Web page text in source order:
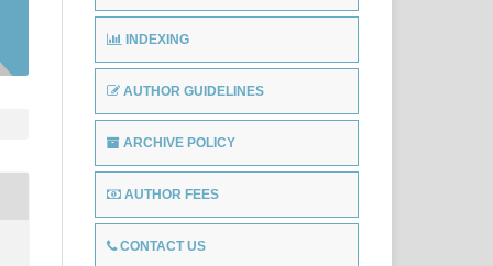
INDEXING
AUTHOR GUIDELINES
ARCHIVE POLICY
AUTHOR FEES
CONTACT US